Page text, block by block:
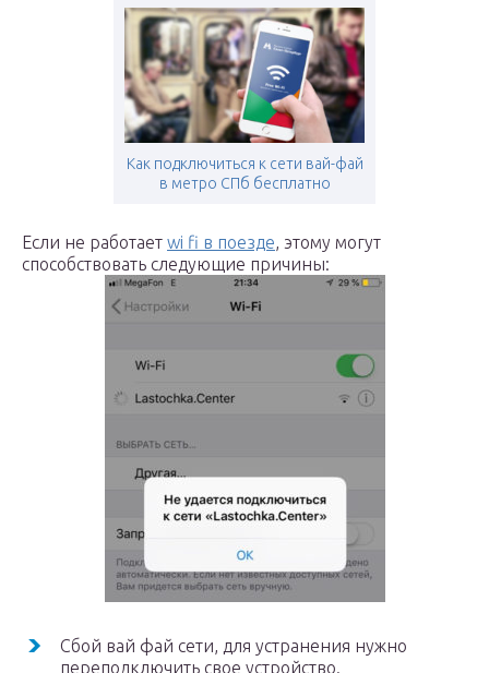
Как подключиться к сети вай-фай
в метро СПб бесплатно
Если не работает wi fi в поезде, этому могут
способствовать следующие причины:
Сбой вай фай сети, для устранения нужно
переподключить свое устройство.